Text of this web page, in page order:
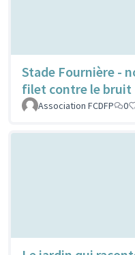
Stade Fournière -
filet contre le bruit
Association FCDFP
0